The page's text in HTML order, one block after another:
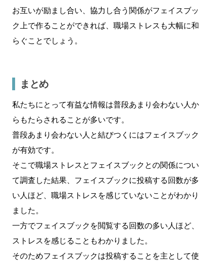
お互いが励まし合い、協力し合う関係がフェイスブッ
ク上で作ることができれば、職場ストレスも大幅に和
らぐことでしょう。
まとめ
私たちにとって有益な情報は普段あまり会わない人か
らもたらされることが多いです。
普段あまり会わない人と結びつくにはフェイスブック
が有効です。
そこで職場ストレスとフェイスブックとの関係につい
て調査した結果、フェイスブックに投稿する回数が多
い人ほど、職場ストレスを感じていないことがわかり
ました。
一方でフェイスブックを閲覧する回数の多い人ほど、
ストレスを感じることもわかりました。
そのためフェイスブックは投稿することを主として使